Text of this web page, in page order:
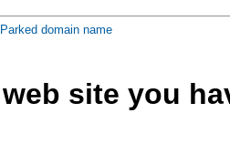
domain name
site you